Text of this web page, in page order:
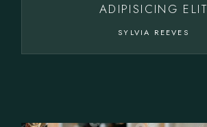
ADIPISICING ELIT
SYLVIA REEVES